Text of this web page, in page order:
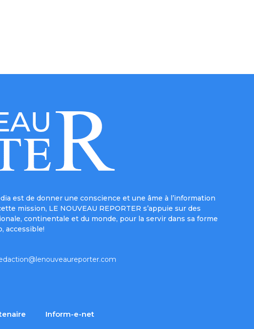
est de donner une conscience et une âme à l’information
mission, LE NOUVEAU REPORTER s’appuie sur des
continentale et du monde, pour la servir dans sa forme
accessible!
Inform-e-net